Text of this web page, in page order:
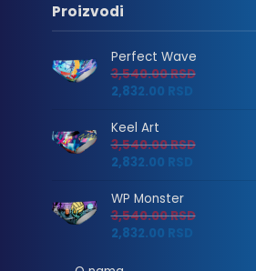
Proizvodi
Perfect Wave
3,540.00RSD
2,832.00 RSD
Keel Art
3,540.00RSD
2,832.00 RSD
WP Monster
3,540.00RSD
2,832.00 RSD